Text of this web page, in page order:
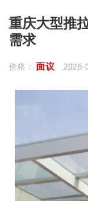
重庆大型推
需求
价格： 面议 2026-